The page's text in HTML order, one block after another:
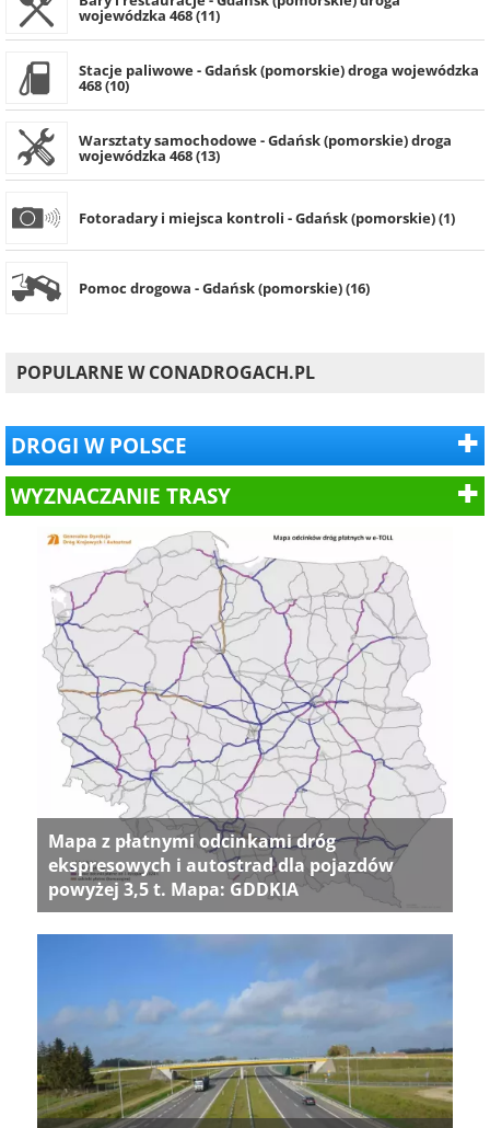
wojewódzka 468 (11)
Stacje paliwowe - Gdańsk (pomorskie) droga wojewódzka
468 (10)
Warsztaty samochodowe - Gdańsk (pomorskie) droga
wojewódzka 468 (13)
Fotoradary i miejsca kontroli - Gdańsk (pomorskie) (1)
Pomoc drogowa - Gdańsk (pomorskie) (16)
POPULARNE W CONADROGACH.PL
DROGI W POLSCE
WYZNACZANIE TRASY
Mapa z płatnymi odcinkami dróg
ekspresowych i autostrad dla pojazdów
powyżej 3,5 t. Mapa: GDDKIA